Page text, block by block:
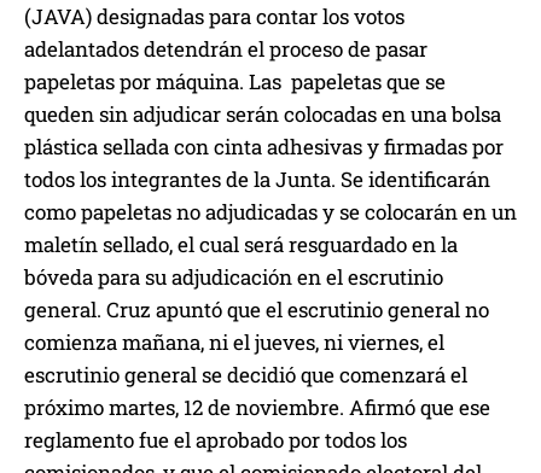
(JAVA) designadas para contar los votos
adelantados detendrán el proceso de pasar
papeletas por máquina. Las papeletas que se
queden sin adjudicar serán colocadas en una bolsa
plástica sellada con cinta adhesivas y firmadas por
todos los integrantes de la Junta. Se identificarán
como papeletas no adjudicadas y se colocarán en un
maletín sellado, el cual será resguardado en la
bóveda para su adjudicación en el escrutinio
general. Cruz apuntó que el escrutinio general no
comienza mañana, ni el jueves, ni viernes, el
escrutinio general se decidió que comenzará el
próximo martes, 12 de noviembre. Afirmó que ese
reglamento fue el aprobado por todos los